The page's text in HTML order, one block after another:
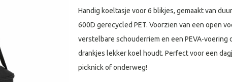
Handig koeltasje voor 6 blikjes, gemaakt van
600D gerecycled PET. Voorzien van een open
verstelbare schouderriem en een PEVA-voering
drankjes lekker koel houdt. Perfect voor een
picknick of onderweg!